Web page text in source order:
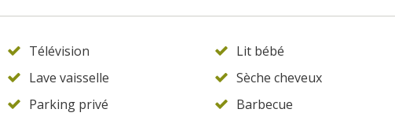
Télévision
Lit bébé
Lave vaisselle
Sèche cheveux
Parking privé
Barbecue